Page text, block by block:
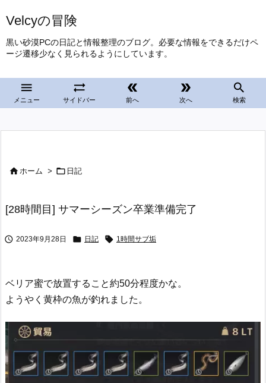
Velcyの冒険
黒い砂漠PCの日記と情報整理のブログ。必要な情報をできるだけペ
ージ遷移少なく見られるようにしています。

メニュー

サイドバー

前へ

次へ

検索
ホーム >  日記
[28時間目] サマーシーズン卒業準備完了
 2023年9月28日  日記  1時間サブ垢
ベリア蜜で放置すること約50分程度かな。
ようやく黄枠の魚が釣れました。